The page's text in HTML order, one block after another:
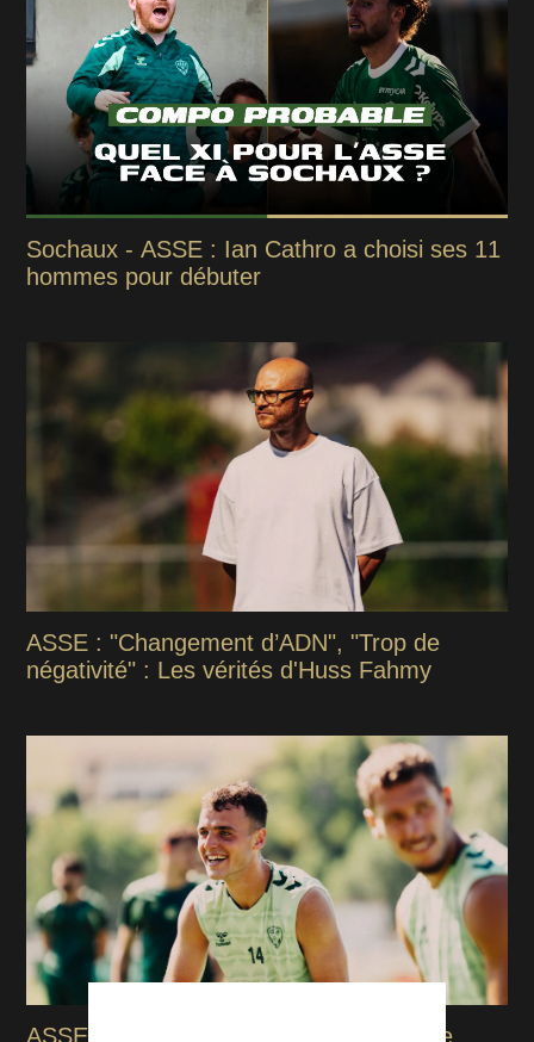
Sochaux - ASSE : Ian Cathro a choisi ses 11
hommes pour débuter
ASSE : "Changement d’ADN", "Trop de
négativité" : Les vérités d'Huss Fahmy
ASSE : Jaber, Csongvaï, Svetlin, ce que